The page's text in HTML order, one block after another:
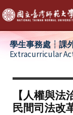
Skip
to
content
學生事務處┆課
Extracurricular
【人權與
民間司法改